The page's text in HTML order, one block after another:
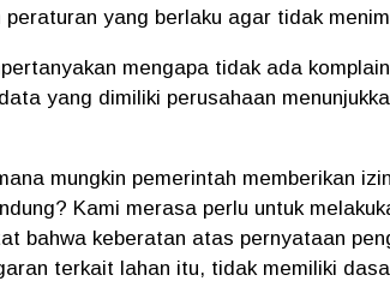
peraturan yang berlaku agar tidak
mengapa tidak ada
yang dimiliki perusahaan
mungkin pemerintah memberikan
Kami merasa perlu untuk
bahwa keberatan atas pernyataan
terkait lahan itu, tidak memiliki